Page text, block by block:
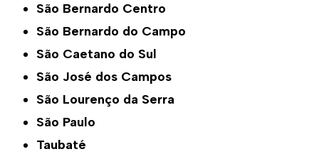
São Bernardo Centro
São Bernardo do Campo
São Caetano do Sul
São José dos Campos
São Lourenço da Serra
São Paulo
Taubaté